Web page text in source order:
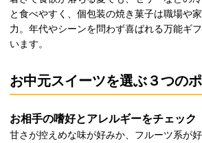
と食べやすく、個包装の焼き菓子は職場や
力。年代やシーンを問わず喜ばれる万能ギ
います。
お中元スイーツを選ぶ３つの
お相手の嗜好とアレルギーをチェック
甘さが控えめな味が好みか、フルーツ系が